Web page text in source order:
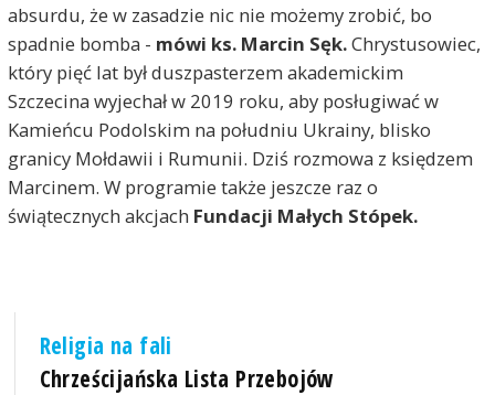
absurdu, że w zasadzie nic nie możemy zrobić, bo
spadnie bomba - mówi ks. Marcin Sęk.Chrystusowiec,
który pięć lat był duszpasterzem akademickim
Szczecina wyjechał w 2019 roku, aby posługiwać w
Kamieńcu Podolskim na południu Ukrainy, blisko
granicy Mołdawii i Rumunii. Dziś rozmowa z księdzem
Marcinem. W programie także jeszcze raz o
świątecznych akcjach Fundacji Małych Stópek.
Religia na fali
Chrześcijańska Lista Przebojów